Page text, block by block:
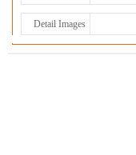
Detail Images